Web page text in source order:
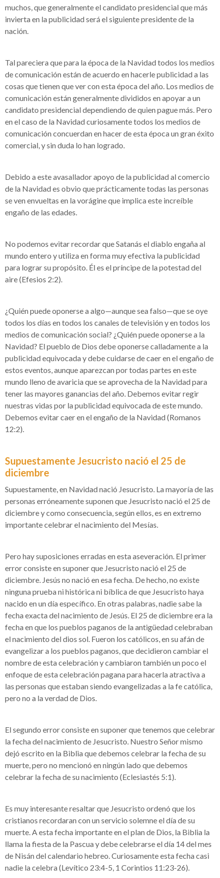
muchos, que generalmente el candidato presidencial que más
invierta en la publicidad será el siguiente presidente de la
nación.
Tal pareciera que para la época de la Navidad todos los medios
de comunicación están de acuerdo en hacerle publicidad a las
cosas que tienen que ver con esta época del año. Los medios de
comunicación están generalmente divididos en apoyar a un
candidato presidencial dependiendo de quien pague más. Pero
en el caso de la Navidad curiosamente todos los medios de
comunicación concuerdan en hacer de esta época un gran éxito
comercial, y sin duda lo han logrado.
Debido a este avasallador apoyo de la publicidad al comercio
de la Navidad es obvio que prácticamente todas las personas
se ven envueltas en la vorágine que implica este increíble
engaño de las edades.
No podemos evitar recordar que Satanás el diablo engaña al
mundo entero y utiliza en forma muy efectiva la publicidad
para lograr su propósito. Él es el príncipe de la potestad del
aire (Efesios 2:2).
¿Quién puede oponerse a algo—aunque sea falso—que se oye
todos los días en todos los canales de televisión y en todos los
medios de comunicación social? ¿Quién puede oponerse a la
Navidad? El pueblo de Dios debe oponerse calladamente a la
publicidad equivocada y debe cuidarse de caer en el engaño de
estos eventos, aunque aparezcan por todas partes en este
mundo lleno de avaricia que se aprovecha de la Navidad para
tener las mayores ganancias del año. Debemos evitar regir
nuestras vidas por la publicidad equivocada de este mundo.
Debemos evitar caer en el engaño de la Navidad (Romanos
12:2).
Supuestamente Jesucristo nació el 25 de
diciembre
Supuestamente, en Navidad nació Jesucristo. La mayoría de las
personas erróneamente suponen que Jesucristo nació el 25 de
diciembre y como consecuencia, según ellos, es en extremo
importante celebrar el nacimiento del Mesías.
Pero hay suposiciones erradas en esta aseveración. El primer
error consiste en suponer que Jesucristo nació el 25 de
diciembre. Jesús no nació en esa fecha. De hecho, no existe
ninguna prueba ni histórica ni bíblica de que Jesucristo haya
nacido en un día específico. En otras palabras, nadie sabe la
fecha exacta del nacimiento de Jesús. El 25 de diciembre era la
fecha en que los pueblos paganos de la antigüedad celebraban
el nacimiento del dios sol. Fueron los católicos, en su afán de
evangelizar a los pueblos paganos, que decidieron cambiar el
nombre de esta celebración y cambiaron también un poco el
enfoque de esta celebración pagana para hacerla atractiva a
las personas que estaban siendo evangelizadas a la fe católica,
pero no a la verdad de Dios.
El segundo error consiste en suponer que tenemos que celebrar
la fecha del nacimiento de Jesucristo. Nuestro Señor mismo
dejó escrito en la Biblia que debemos celebrar la fecha de su
muerte, pero no mencionó en ningún lado que debemos
celebrar la fecha de su nacimiento (Eclesiastés 5:1).
Es muy interesante resaltar que Jesucristo ordenó que los
cristianos recordaran con un servicio solemne el día de su
muerte. A esta fecha importante en el plan de Dios, la Biblia la
llama la fiesta de la Pascua y debe celebrarse el día 14 del mes
de Nisán del calendario hebreo. Curiosamente esta fecha casi
nadie la celebra (Levítico 23:4-5, 1 Corintios 11:23-26).